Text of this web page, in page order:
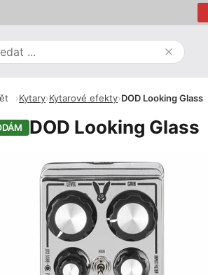
›Kytary›Kytarové efekty›DOD Looking Glass
DOD Looking Glass